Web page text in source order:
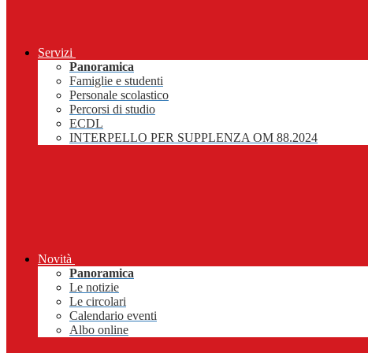
Servizi
Panoramica
Famiglie e studenti
Personale scolastico
Percorsi di studio
ECDL
INTERPELLO PER SUPPLENZA OM 88.2024
Novità
Panoramica
Le notizie
Le circolari
Calendario eventi
Albo online